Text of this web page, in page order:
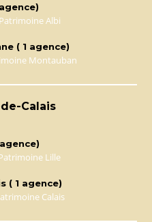
Albi
( 1 agence)
Montauban
Calais
Lille
( 1 agence)
Calais